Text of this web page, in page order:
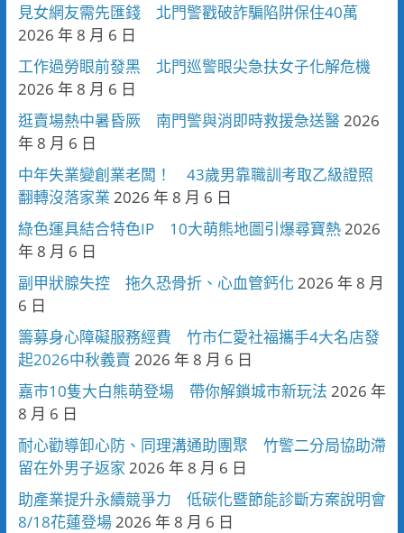
見女網友需先匯錢 北門警戳破詐騙陷阱保住40萬
2026 年 8 月 6 日
工作過勞眼前發黑 北門巡警眼尖急扶女子化解危機
2026 年 8 月 6 日
逛賣場熱中暑昏厥 南門警與消即時救援急送醫2026
年 8 月 6 日
中年失業變創業老闆！ 43歲男靠職訓考取乙級證照
翻轉沒落家業 2026 年 8 月 6 日
綠色運具結合特色IP 10大萌熊地圖引爆尋寶熱2026
年 8 月 6 日
副甲狀腺失控 拖久恐骨折、心血管鈣化 2026 年 8 月
6 日
籌募身心障礙服務經費 竹市仁愛社福攜手4大名店發
起2026中秋義賣 2026 年 8 月 6 日
嘉市10隻大白熊萌登場 帶你解鎖城市新玩法 2026 年
8 月 6 日
耐心勸導卸心防、同理溝通助團聚 竹警二分局協助滯
留在外男子返家 2026 年 8 月 6 日
助產業提升永續競爭力 低碳化暨節能診斷方案說明會
8/18花蓮登場2026 年 8 月 6 日